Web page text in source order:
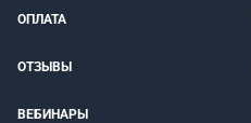
ОПЛАТА
ОТЗЫВЫ
ВЕБИНАРЫ